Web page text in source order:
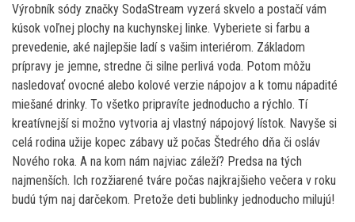
Výrobník sódy značky SodaStream vyzerá skvelo a postačí vám
kúsok voľnej plochy na kuchynskej linke. Vyberiete si farbu a
prevedenie, aké najlepšie ladí s vašim interiérom. Základom
prípravy je jemne, stredne či silne perlivá voda. Potom môžu
nasledovať ovocné alebo kolové verzie nápojov a k tomu nápadité
miešané drinky. To všetko pripravíte jednoducho a rýchlo. Tí
kreatívnejší si možno vytvoria aj vlastný nápojový lístok. Navyše si
celá rodina užije kopec zábavy už počas Štedrého dňa či osláv
Nového roka. A na kom nám najviac záleží? Predsa na tých
najmenších. Ich rozžiarené tváre počas najkrajšieho večera v roku
budú tým naj darčekom. Pretože deti bublinky jednoducho milujú!